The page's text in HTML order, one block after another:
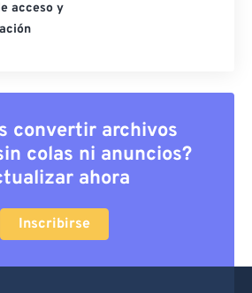
acceso y
convertir archivos
colas ni anuncios?
ahora
Inscribirse